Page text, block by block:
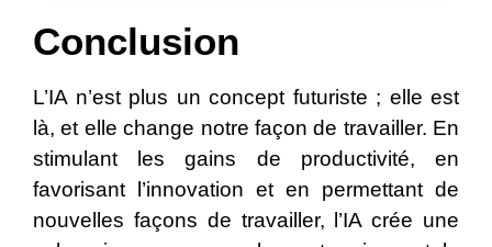
Conclusion
L’IA n’est plus un concept futuriste ; elle est
là, et elle change notre façon de travailler. En
stimulant les gains de productivité, en
favorisant l’innovation et en permettant de
nouvelles façons de travailler, l’IA crée une